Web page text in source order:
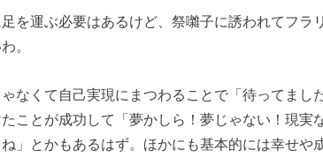
を運ぶ必要はあるけど、祭囃子に誘われてフラ
。
なくて自己実現にまつわることで「待ってまし
ことが成功して「夢かしら！夢じゃない！現実
」とかもあるはず。ほかにも基本的には幸せや